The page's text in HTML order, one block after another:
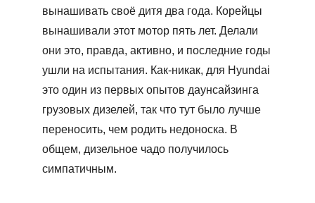
вынашивать своё дитя два года. Корейцы
вынашивали этот мотор пять лет. Делали
они это, правда, активно, и последние годы
ушли на испытания. Как-никак, для Hyundai
это один из первых опытов даунсайзинга
грузовых дизелей, так что тут было лучше
переносить, чем родить недоноска. В
общем, дизельное чадо получилось
симпатичным.